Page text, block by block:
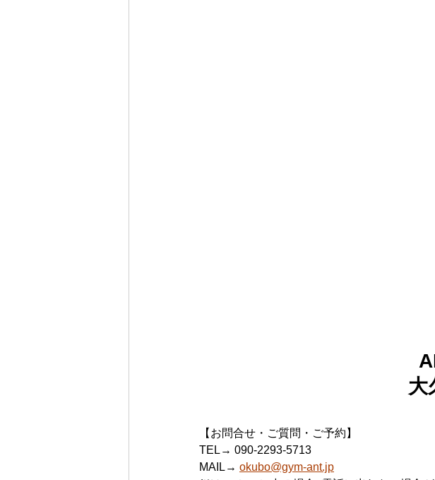
大
【お問合せ・ご質問・ご予約】
TEL→ 090-2293-5713
MAIL→ okubo@gym-ant.jp